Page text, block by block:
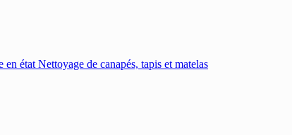
en état Nettoyage de canapés, tapis et matelas